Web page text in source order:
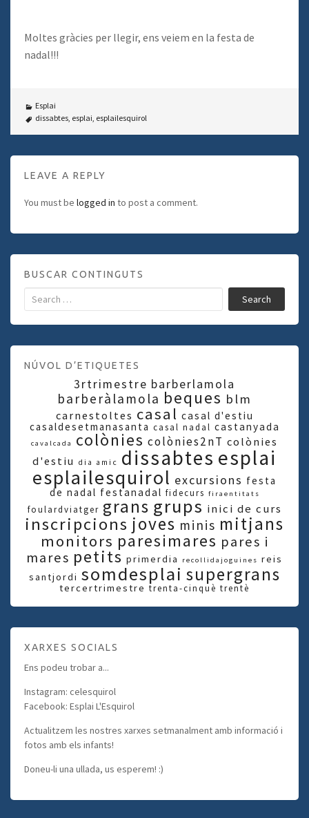
Moltes gràcies per llegir, ens veiem en la festa de
nadal!!!
Esplai
dissabtes, esplai, esplailesquirol
LEAVE A REPLY
You must be logged in to post a comment.
BUSCAR CONTINGUTS
Search
NÚVOL D’ETIQUETES
3rtrimestre barberlamola
barberàlamola beques blm
carnestoltes casal casal d'estiu
casaldesetmanasanta casal nadal castanyada
cavalcada colònies colònies2nT colònies
d'estiu
dia amic dissabtes esplai
esplailesquirol excursions festa
de nadal festanadal fidecurs firaentitats
foulardviatger grans grups inici de curs
inscripcions joves minis mitjans
monitors paresimares pares i
mares petits primerdia recollidajoguines reis
santjordi somdesplai supergrans
tercertrimestre trenta-cinquè trentè
XARXES SOCIALS
Ens podeu trobar a...
Instagram: celesquirol
Facebook: Esplai L'Esquirol
Actualitzem les nostres xarxes setmanalment amb informació i
fotos amb els infants!
Doneu-li una ullada, us esperem! :)